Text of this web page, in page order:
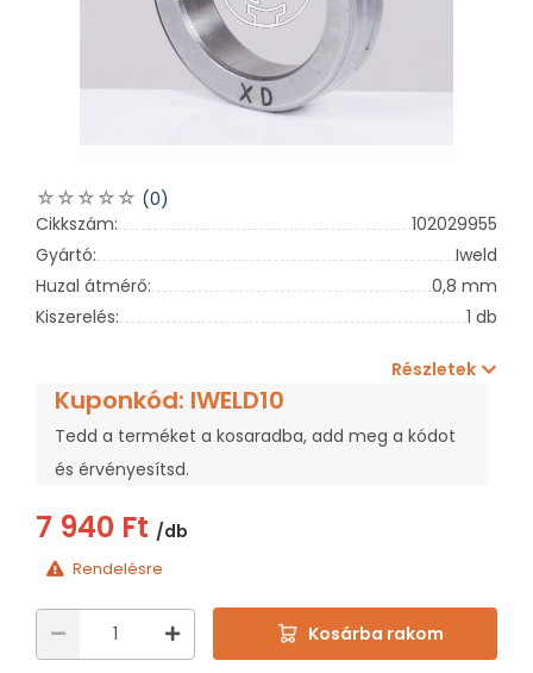
(0)
Cikkszám:
102029955
Gyártó:
Iweld
Huzal átmérő:
0,8 mm
Kiszerelés:
1 db
Részletek
Kuponkód: IWELD10
Tedd a terméket a kosaradba, add meg a kódot
és érvényesítsd.
7 940 Ft /db
Rendelésre
Kosárba rakom